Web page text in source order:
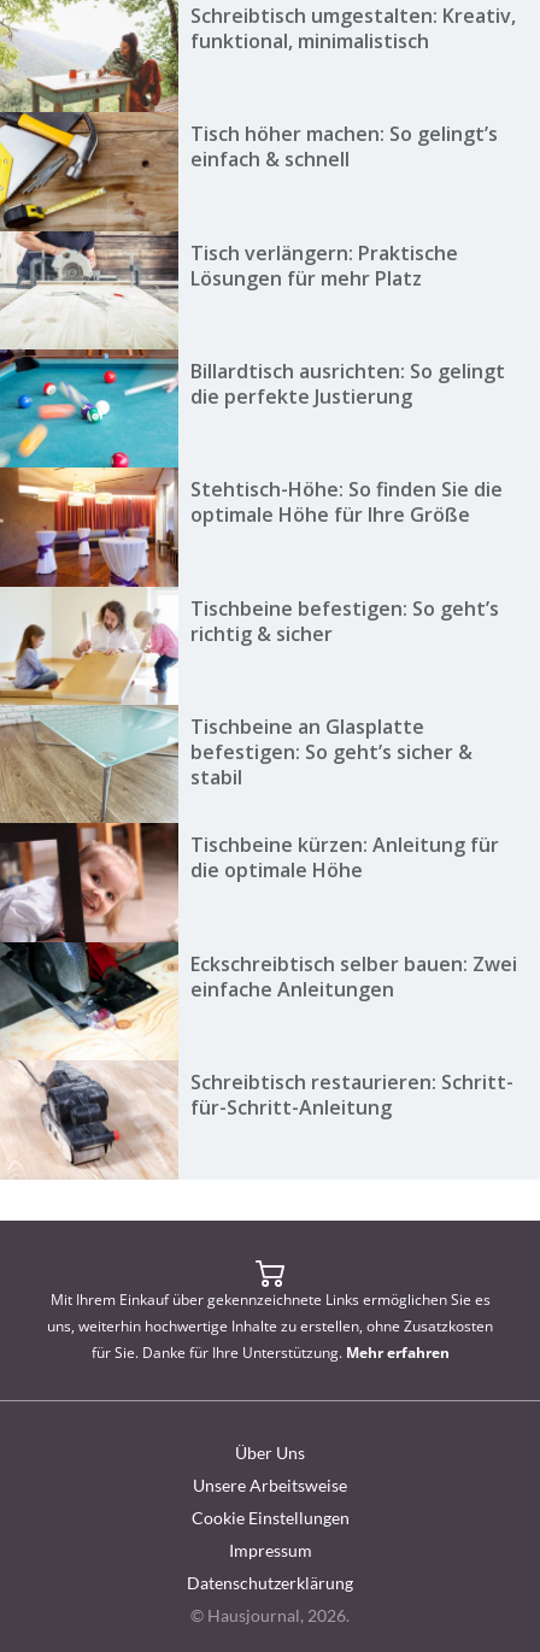
Schreibtisch umgestalten: Kreativ,
funktional, minimalistisch
Tisch höher machen: So gelingt’s
einfach & schnell
Tisch verlängern: Praktische
Lösungen für mehr Platz
Billardtisch ausrichten: So gelingt
die perfekte Justierung
Stehtisch-Höhe: So finden Sie die
optimale Höhe für Ihre Größe
Tischbeine befestigen: So geht’s
richtig & sicher
Tischbeine an Glasplatte
befestigen: So geht’s sicher &
stabil
Tischbeine kürzen: Anleitung für
die optimale Höhe
Eckschreibtisch selber bauen: Zwei
einfache Anleitungen
Schreibtisch restaurieren: Schritt-
für-Schritt-Anleitung
Mit Ihrem Einkauf über gekennzeichnete Links ermöglichen Sie es
uns, weiterhin hochwertige Inhalte zu erstellen, ohne Zusatzkosten
für Sie. Danke für Ihre Unterstützung. Mehr erfahren
Über Uns
Unsere Arbeitsweise
Cookie Einstellungen
Impressum
Datenschutzerklärung
© Hausjournal, 2026.